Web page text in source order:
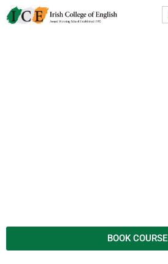
BOOK COURSE